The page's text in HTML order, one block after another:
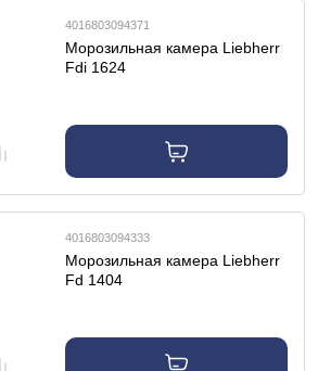
4016803094371
Морозильная камера Liebherr
Fdi 1624
4016803094333
Морозильная камера Liebherr
Fd 1404